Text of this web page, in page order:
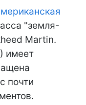
"земля-
Martin.
имеет
почти